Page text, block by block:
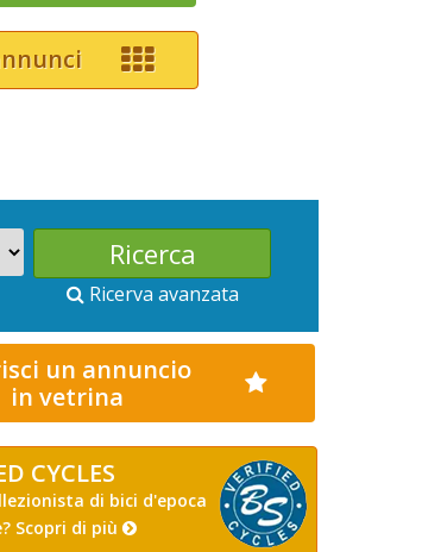
Ricerva avanzata
un annuncio
in vetrina
CYCLES
di bici d'epoca
Scopri di più